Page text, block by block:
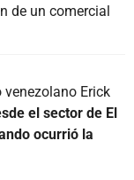
de un comercial
Erick
el sector de El
ocurrió la